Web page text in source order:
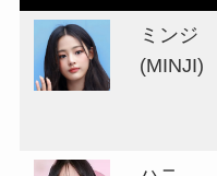
ミンジ
(MINJI)